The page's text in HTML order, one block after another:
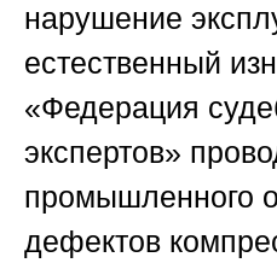
нарушение
естественный
«Федерация
экспертов»
промышленного
дефектов